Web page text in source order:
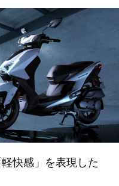
快感」を表現した